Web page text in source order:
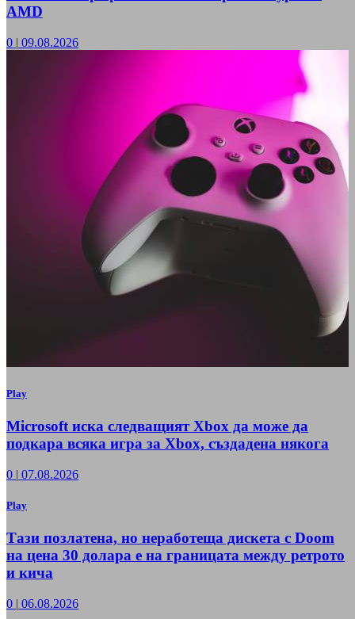
AMD
0 | 09.08.2026
Play
Microsoft иска следващият Xbox да може да
подкара всяка игра за Xbox, създадена някога
0 | 07.08.2026
Play
Тази позлатена, но неработеща дискета с Doom
на цена 30 долара е на границата между ретрото
и кича
0 | 06.08.2026